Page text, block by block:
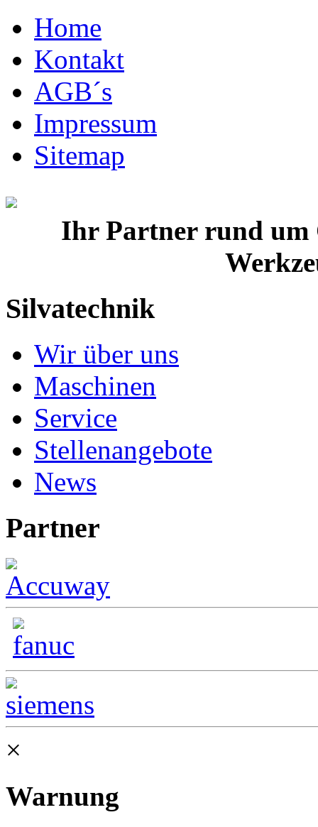
Home
Kontakt
AGB´s
Impressum
Sitemap
Ihr Partner rund um
Silvatechnik
Wir über uns
Maschinen
Service
Stellenangebote
News
Partner
×
Warnung